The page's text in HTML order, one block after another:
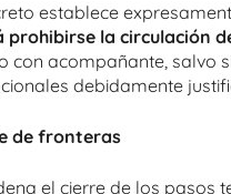
establece
prohibirse la circulación
con acompañante, salvo
debidamente
de fronteras
el cierre de los pasos